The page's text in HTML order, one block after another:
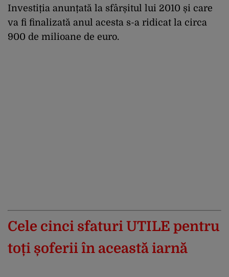
Investiția anunțată la sfârșitul lui 2010 și care
va fi finalizată anul acesta s-a ridicat la circa
900 de milioane de euro.
Cele cinci sfaturi UTILE pentru
toți șoferii în această iarnă